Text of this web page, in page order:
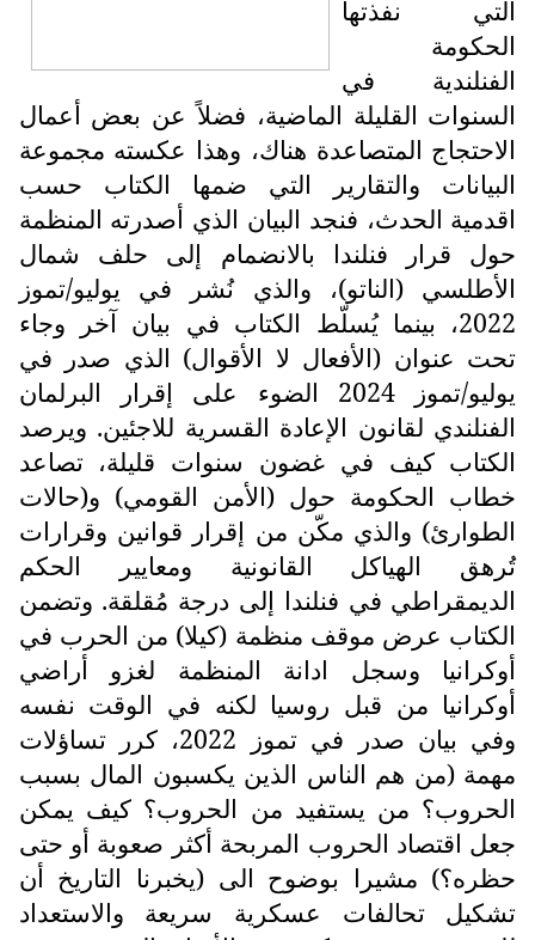
التي نفذتها
الحكومة
الفنلندية في
السنوات القليلة الماضية، فضلاً عن بعض أعمال
الاحتجاج المتصاعدة هناك، وهذا عكسته مجموعة
البيانات والتقارير التي ضمها الكتاب حسب
اقدمية الحدث، فنجد البيان الذي أصدرته المنظمة
حول قرار فنلندا بالانضمام إلى حلف شمال
الأطلسي (الناتو)، والذي نُشر في يوليو/تموز
2022، بينما يُسلّط الكتاب في بيان آخر وجاء
تحت عنوان (الأفعال لا الأقوال) الذي صدر في
يوليو/تموز 2024 الضوء على إقرار البرلمان
الفنلندي لقانون الإعادة القسرية للاجئين. ويرصد
الكتاب كيف في غضون سنوات قليلة، تصاعد
خطاب الحكومة حول (الأمن القومي) و(حالات
الطوارئ) والذي مكّن من إقرار قوانين وقرارات
تُرهق الهياكل القانونية ومعايير الحكم
الديمقراطي في فنلندا إلى درجة مُقلقة. وتضمن
الكتاب عرض موقف منظمة (كيلا) من الحرب في
أوكرانيا وسجل ادانة المنظمة لغزو أراضي
أوكرانيا من قبل روسيا لكنه في الوقت نفسه
وفي بيان صدر في تموز 2022، كرر تساؤلات
مهمة (من هم الناس الذين يكسبون المال بسبب
الحروب؟ من يستفيد من الحروب؟ كيف يمكن
جعل اقتصاد الحروب المربحة أكثر صعوبة أو حتى
حظره؟) مشيرا بوضوح الى (يخبرنا التاريخ أن
تشكيل تحالفات عسكرية سريعة والاستعداد